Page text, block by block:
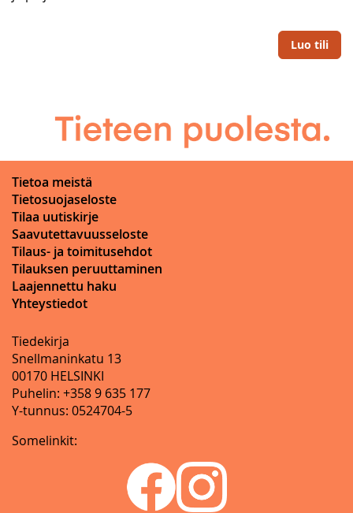
Luo tili
Tietoa meistä
Tietosuojaseloste
Tilaa uutiskirje
Saavutettavuusseloste
Tilaus- ja toimitusehdot
Tilauksen peruuttaminen
Laajennettu haku
Yhteystiedot
Tiedekirja
Snellmaninkatu 13
00170 HELSINKI
Puhelin: +358 9 635 177
Y-tunnus: 0524704-5
Somelinkit: